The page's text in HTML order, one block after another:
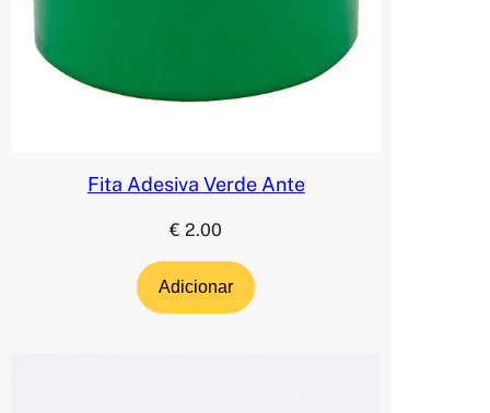
Fita Adesiva Verde Ante
€ 2.00
Adicionar